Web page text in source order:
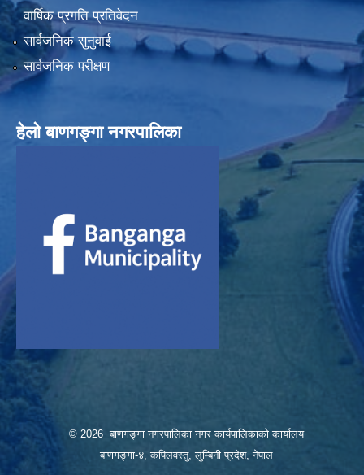
वार्षिक प्रगति प्रतिवेदन
सार्वजनिक सुनुवाई
सार्वजनिक परीक्षण
हेलाे बाणगङ्गा नगरपालिका
© 2026 बाणगङ्गा नगरपालिका नगर कार्यपालिकाको कार्यालय
बाणगङ्गा-४, कपिलवस्तु, लुम्बिनी प्रदेश, नेपाल